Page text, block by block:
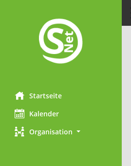
Startseite
Kalender
Organisation